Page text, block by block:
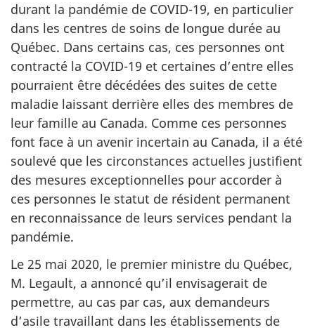
durant la pandémie de COVID-19, en particulier
dans les centres de soins de longue durée au
Québec. Dans certains cas, ces personnes ont
contracté la COVID-19 et certaines d’entre elles
pourraient être décédées des suites de cette
maladie laissant derrière elles des membres de
leur famille au Canada. Comme ces personnes
font face à un avenir incertain au Canada, il a été
soulevé que les circonstances actuelles justifient
des mesures exceptionnelles pour accorder à
ces personnes le statut de résident permanent
en reconnaissance de leurs services pendant la
pandémie.
Le 25 mai 2020, le premier ministre du Québec,
M. Legault, a annoncé qu’il envisagerait de
permettre, au cas par cas, aux demandeurs
d’asile travaillant dans les établissements de